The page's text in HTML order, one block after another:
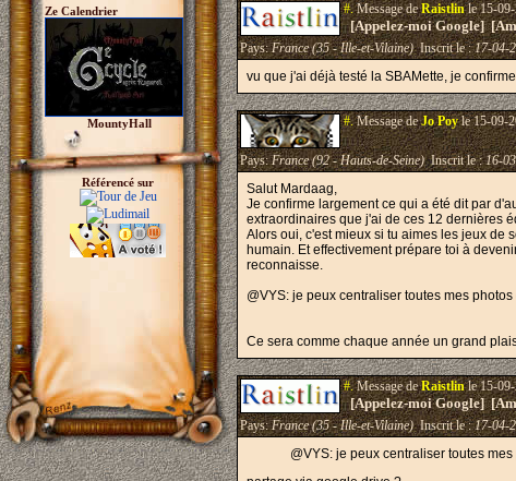
Ze Calendrier
MountyHall
Référencé sur
#.Message deRaistlinle 15-09-
[Appelez-moi Google]
Pays:France (35 - Ille-et-Vilaine)Inscrit le :17-04-
vu que j'ai déjà testé la SBAMette, je confirme
#.Message deJo Poyle 15-09-
Pays:France (92 - Hauts-de-Seine)Inscrit le :16-
Salut Mardaag,
Je confirme largement ce qui a été dit par
extraordinaires que j'ai de ces 12 dernières
Alors oui, c'est mieux si tu aimes les jeux de
humain. Et effectivement prépare toi à
reconnaisse.
@VYS: je peux centraliser toutes mes
Ce sera comme chaque année un grand
#.Message deRaistlinle 15-09-
[Appelez-moi Google]
Pays:France (35 - Ille-et-Vilaine)Inscrit le :17-04-
@VYS: je peux centraliser toutes